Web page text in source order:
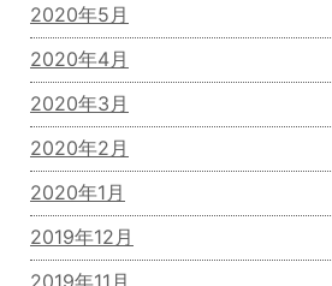
2020年5月
2020年4月
2020年3月
2020年2月
2020年1月
2019年12月
2019年11月